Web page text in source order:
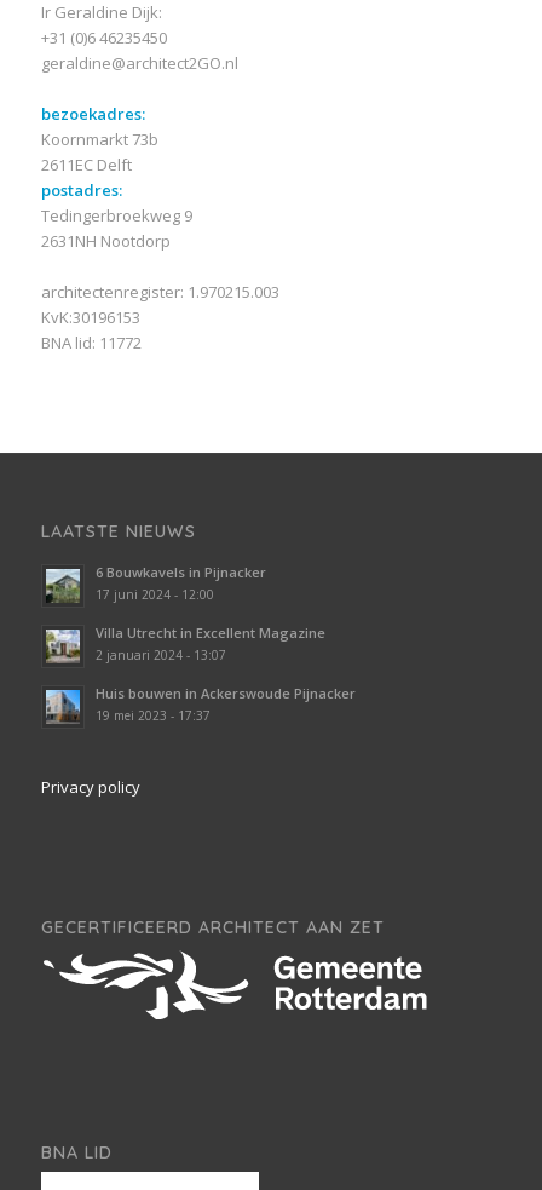
Ir Geraldine Dijk:
+31 (0)6 46235450
geraldine@architect2GO.nl
bezoekadres:
Koornmarkt 73b
2611EC Delft
postadres:
Tedingerbroekweg 9
2631NH Nootdorp
architectenregister: 1.970215.003
KvK:30196153
BNA lid: 11772
LAATSTE NIEUWS
6 Bouwkavels in Pijnacker
17 juni 2024 - 12:00
Villa Utrecht in Excellent Magazine
2 januari 2024 - 13:07
Huis bouwen in Ackerswoude Pijnacker
19 mei 2023 - 17:37
Privacy policy
GECERTIFICEERD ARCHITECT AAN ZET
BNA LID